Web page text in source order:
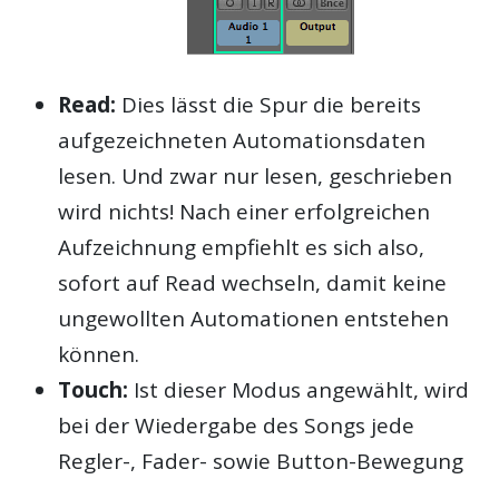
Read: Dies lässt die Spur die bereits
aufgezeichneten Automationsdaten
lesen. Und zwar nur lesen, geschrieben
wird nichts! Nach einer erfolgreichen
Aufzeichnung empfiehlt es sich also,
sofort auf Read wechseln, damit keine
ungewollten Automationen entstehen
können.
Touch: Ist dieser Modus angewählt, wird
bei der Wiedergabe des Songs jede
Regler-, Fader- sowie Button-Bewegung